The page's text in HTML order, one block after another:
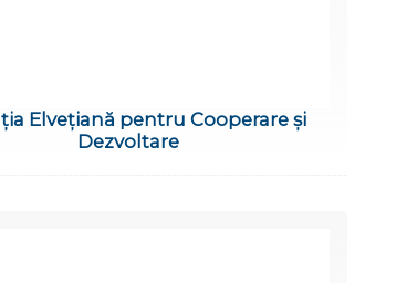
Elvețiană pentru Cooperare și
Dezvoltare